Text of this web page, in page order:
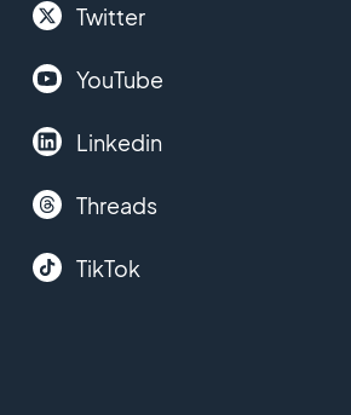
Twitter
YouTube
Linkedin
Threads
TikTok